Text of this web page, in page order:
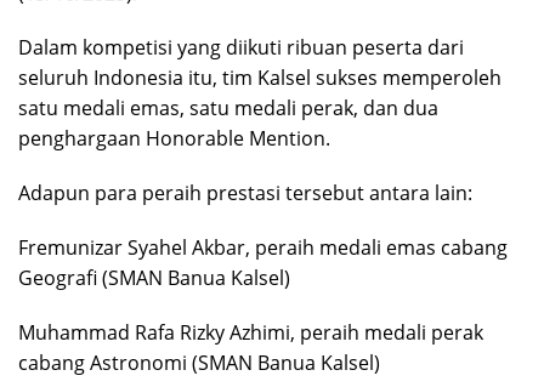
Dalam kompetisi yang diikuti ribuan peserta dari
seluruh Indonesia itu, tim Kalsel sukses memperoleh
satu medali emas, satu medali perak, dan dua
penghargaan Honorable Mention.
Adapun para peraih prestasi tersebut antara lain:
Fremunizar Syahel Akbar, peraih medali emas cabang
Geografi (SMAN Banua Kalsel)
Muhammad Rafa Rizky Azhimi, peraih medali perak
cabang Astronomi (SMAN Banua Kalsel)